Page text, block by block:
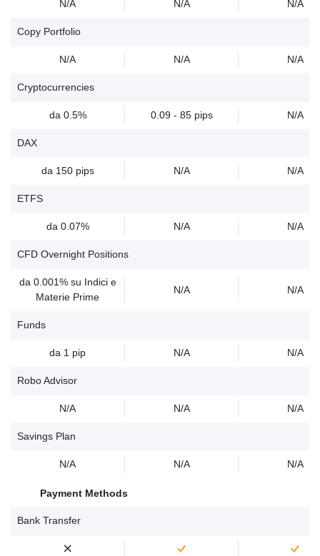
N/A N/A N/A
Copy Portfolio
N/A N/A N/A
Cryptocurrencies
da 0.5% 0.09 - 85 pips N/A
DAX
da 150 pips N/A N/A
ETFS
da 0.07% N/A N/A
CFD Overnight Positions
da 0.001% su Indici e
Materie Prime
N/A N/A
Funds
da 1 pip N/A N/A
Robo Advisor
N/A N/A N/A
Savings Plan
N/A N/A N/A
Payment Methods
Bank Transfer